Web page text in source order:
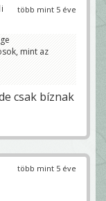
több mint 5 éve
mint az
csak bíznak
több mint 5 éve